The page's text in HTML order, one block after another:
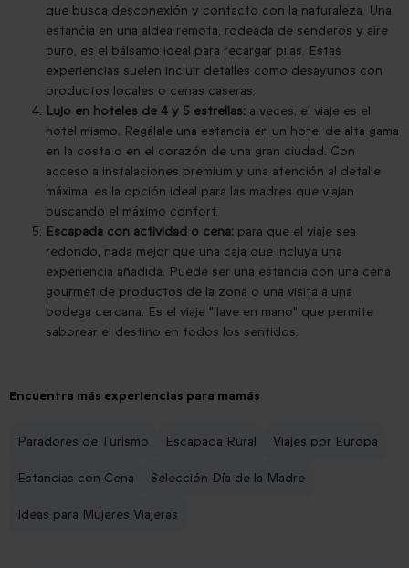
que busca desconexión y contacto con la naturaleza. Una
estancia en una aldea remota, rodeada de senderos y aire
puro, es el bálsamo ideal para recargar pilas. Estas
experiencias suelen incluir detalles como desayunos con
productos locales o cenas caseras.
Lujo en hoteles de 4 y 5 estrellas: a veces, el viaje es el
hotel mismo. Regálale una estancia en un hotel de alta gama
en la costa o en el corazón de una gran ciudad. Con
acceso a instalaciones premium y una atención al detalle
máxima, es la opción ideal para las madres que viajan
buscando el máximo confort.
Escapada con actividad o cena: para que el viaje sea
redondo, nada mejor que una caja que incluya una
experiencia añadida. Puede ser una estancia con una cena
gourmet de productos de la zona o una visita a una
bodega cercana. Es el viaje "llave en mano" que permite
saborear el destino en todos los sentidos.
Encuentra más experiencias para mamás
Paradores de Turismo Escapada Rural Viajes por Europa
Estancias con Cena Selección Día de la Madre
Ideas para Mujeres Viajeras